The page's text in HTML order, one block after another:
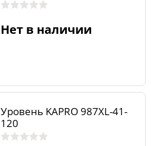
Нет в наличии
Уровень KAPRO 987XL-41-
120